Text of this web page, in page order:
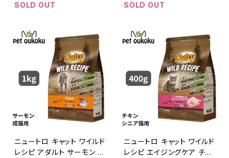
SOLD OUT
SOLD OUT
ニュートロ キャット ワイルド
レシピ アダルト サーモン 成
ニュートロ キャット ワイルド
レシピ エイジングケア チキ